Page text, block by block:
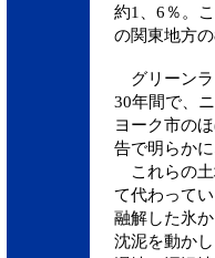
約1、6％。
の関東地方
グリーンラ
30年間で、
ヨーク市の
告で明らか
これらの土
て代わって
融解した氷
沈泥を動か